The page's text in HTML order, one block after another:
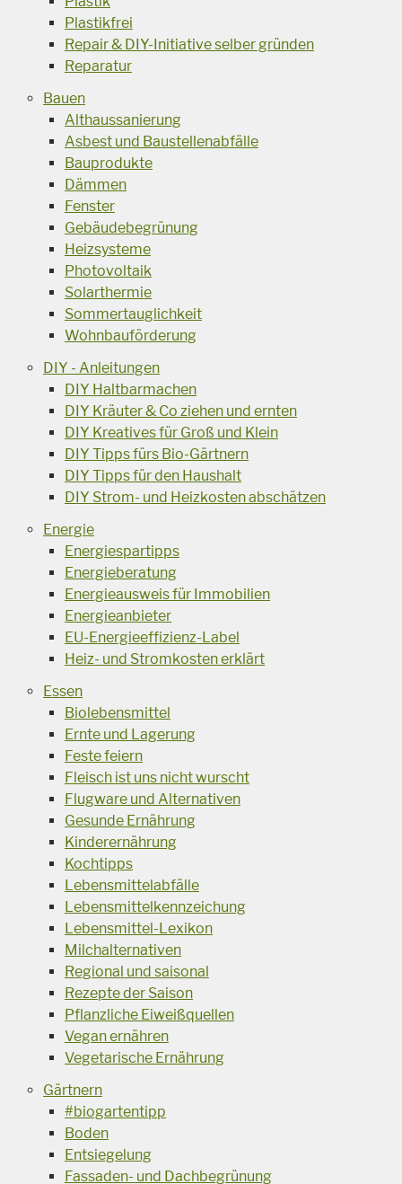
Plastikfrei
Repair & DIY-Initiative selber gründen
Reparatur
Bauen
Althaussanierung
Asbest und Baustellenabfälle
Bauprodukte
Dämmen
Fenster
Gebäudebegrünung
Heizsysteme
Photovoltaik
Solarthermie
Sommertauglichkeit
Wohnbauförderung
DIY - Anleitungen
DIY Haltbarmachen
DIY Kräuter & Co ziehen und ernten
DIY Kreatives für Groß und Klein
DIY Tipps fürs Bio-Gärtnern
DIY Tipps für den Haushalt
DIY Strom- und Heizkosten abschätzen
Energie
Energiespartipps
Energieberatung
Energieausweis für Immobilien
Energieanbieter
EU-Energieeffizienz-Label
Heiz- und Stromkosten erklärt
Essen
Biolebensmittel
Ernte und Lagerung
Feste feiern
Fleisch ist uns nicht wurscht
Flugware und Alternativen
Gesunde Ernährung
Kinderernährung
Kochtipps
Lebensmittelabfälle
Lebensmittelkennzeichung
Lebensmittel-Lexikon
Milchalternativen
Regional und saisonal
Rezepte der Saison
Pflanzliche Eiweißquellen
Vegan ernähren
Vegetarische Ernährung
Gärtnern
#biogartentipp
Boden
Entsiegelung
Fassaden- und Dachbegrünung